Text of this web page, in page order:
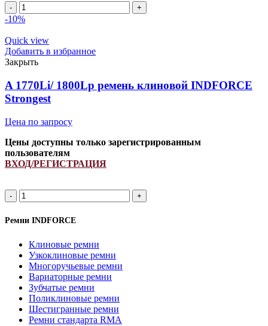
A
1500Li/
ремень
клиновой
INDFORCE
Strongest
quantity
-10%
Quick view
Добавить в избранное
Закрыть
A 1770Li/ 1800Lp ремень клиновой INDFORCE
Strongest
Цена по запросу
Цены доступны только зарегистрированным
пользователям
ВХОД/РЕГИСТРАЦИЯ
A
1770Li/
1800Lp
ремень
INDFORCE
Strongest
quantity
Ремни INDFORCE
Клиновые ремни
Узкоклиновые ремни
Многоручьевые ремни
Вариаторные ремни
Зубчатые ремни
Поликлиновые ремни
Шестигранные ремни
Ремни стандарта RMA